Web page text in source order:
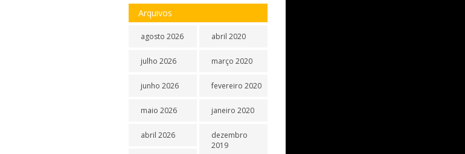
Arquivos
agosto 2026
julho 2026
junho 2026
maio 2026
abril 2026
abril 2020
março 2020
fevereiro 2020
janeiro 2020
dezembro
2019